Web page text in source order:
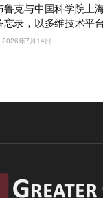
鲁克与中国科学院上
忘录，以多维技术平
2026年7月14日